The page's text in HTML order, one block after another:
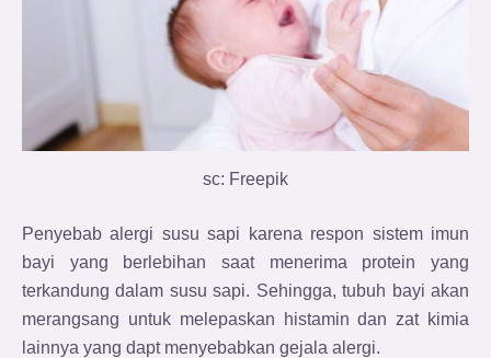
sc: Freepik
Penyebab alergi susu sapi karena respon sistem imun
bayi yang berlebihan saat menerima protein yang
terkandung dalam susu sapi. Sehingga, tubuh bayi akan
merangsang untuk melepaskan histamin dan zat kimia
lainnya yang dapt menyebabkan gejala alergi.